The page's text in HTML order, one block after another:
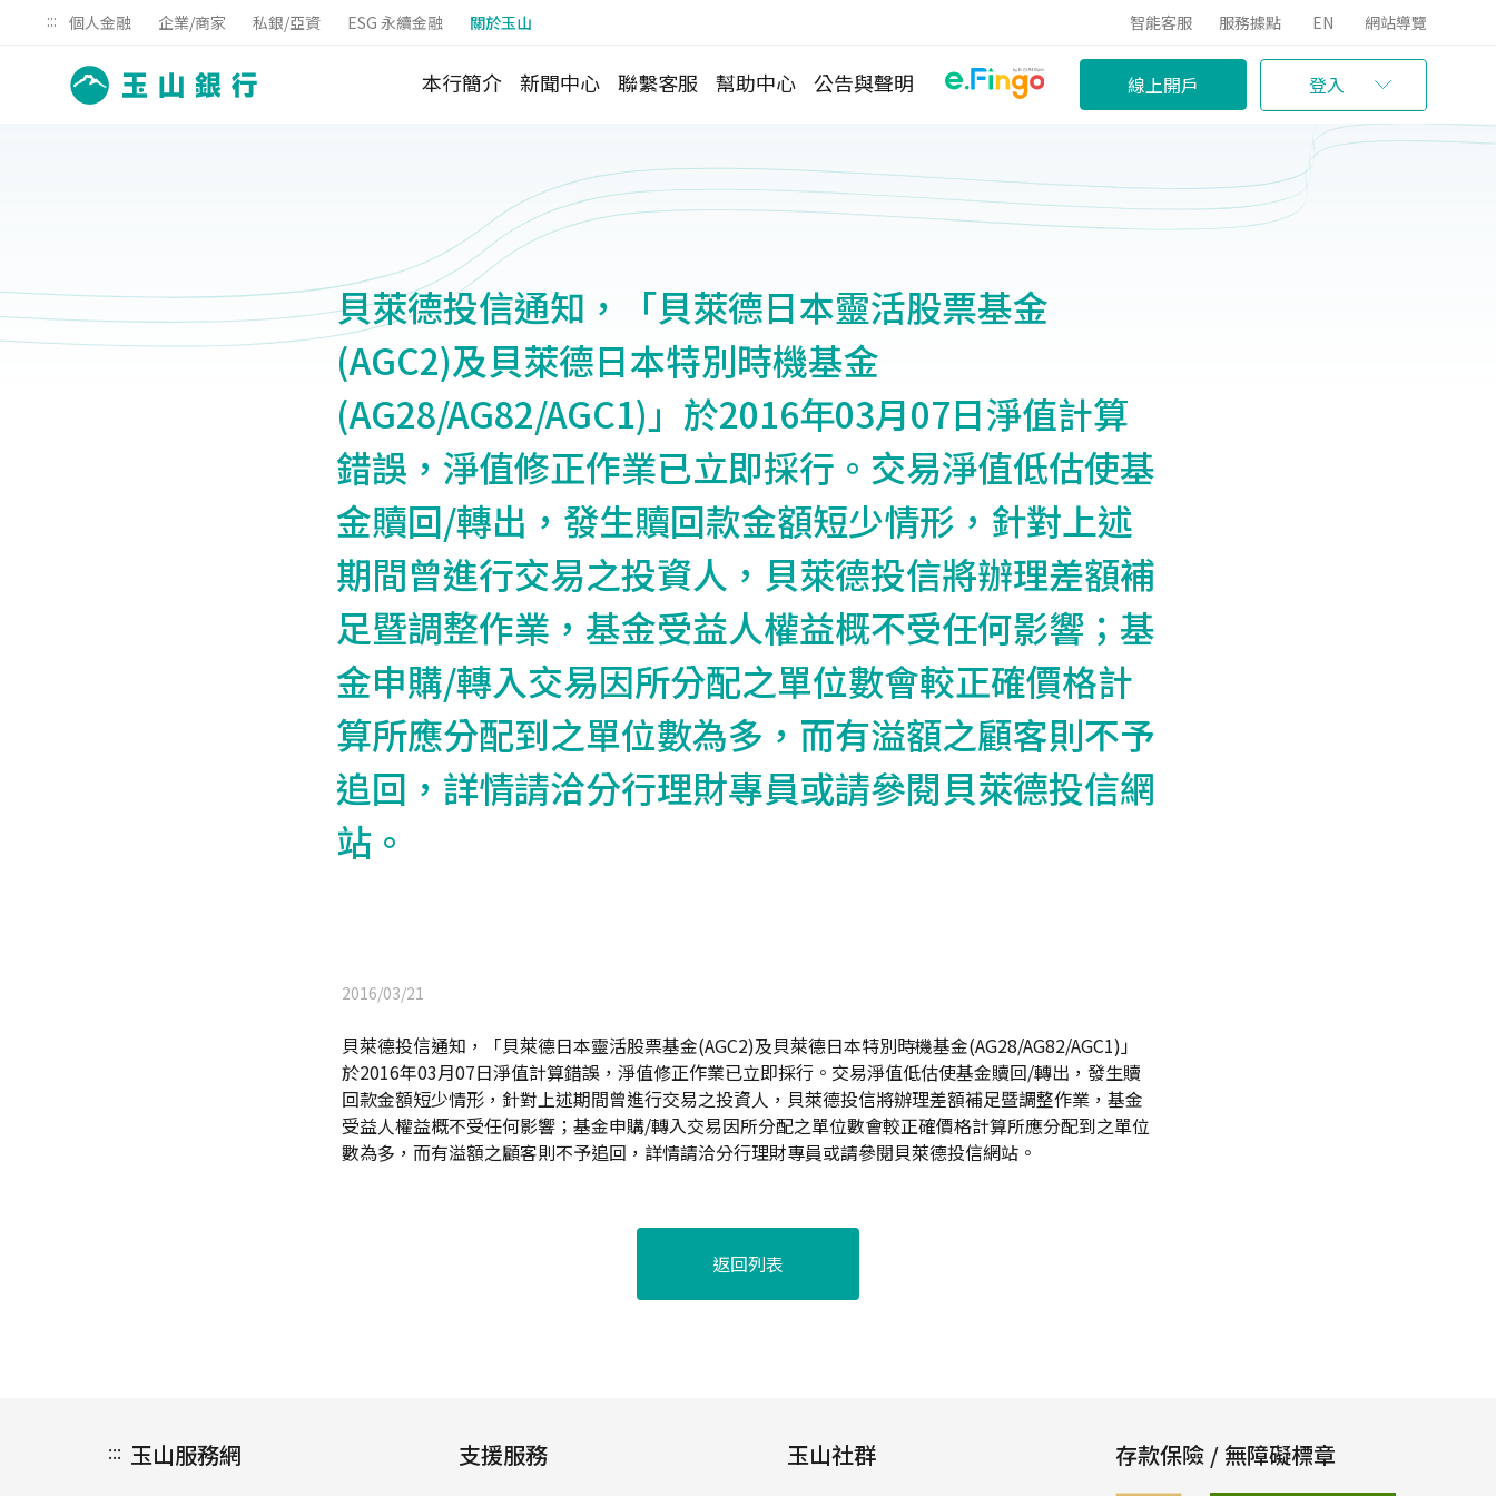
::: 個人金融 企業/商家 私銀/亞資 ESG 永續金融 關於玉山 智能客服 服務據點 EN 網站導覽
本行簡介 新聞中心 聯繫客服 幫助中心 公告與聲明 線上開戶 登入
貝萊德投信通知，「貝萊德日本靈活股票基金
(AGC2)及貝萊德日本特別時機基金
(AG28/AG82/AGC1)」於2016年03月07日淨值計算
錯誤，淨值修正作業已立即採行。交易淨值低估使基
金贖回/轉出，發生贖回款金額短少情形，針對上述
期間曾進行交易之投資人，貝萊德投信將辦理差額補
足暨調整作業，基金受益人權益概不受任何影響；基
金申購/轉入交易因所分配之單位數會較正確價格計
算所應分配到之單位數為多，而有溢額之顧客則不予
追回，詳情請洽分行理財專員或請參閱貝萊德投信網
站。
2016/03/21
貝萊德投信通知，「貝萊德日本靈活股票基金(AGC2)及貝萊德日本特別時機基金(AG28/AG82/AGC1)」
於2016年03月07日淨值計算錯誤，淨值修正作業已立即採行。交易淨值低估使基金贖回/轉出，發生贖
回款金額短少情形，針對上述期間曾進行交易之投資人，貝萊德投信將辦理差額補足暨調整作業，基金
受益人權益概不受任何影響；基金申購/轉入交易因所分配之單位數會較正確價格計算所應分配到之單位
數為多，而有溢額之顧客則不予追回，詳情請洽分行理財專員或請參閱貝萊德投信網站。
返回列表
::: 玉山服務網 支援服務 玉山社群 存款保險 / 無障礙標章